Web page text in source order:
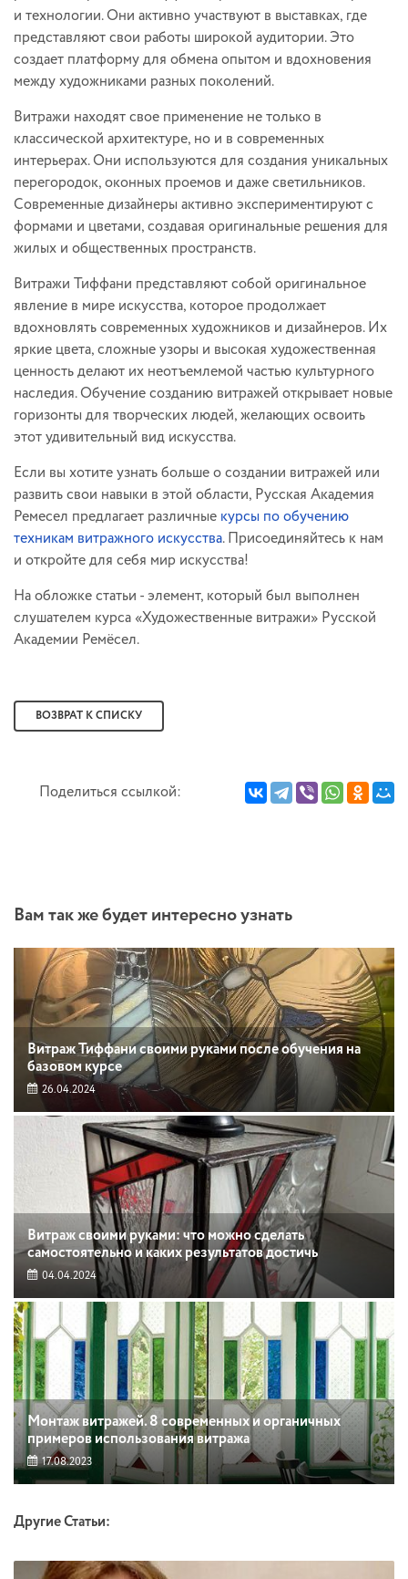
и технологии. Они активно участвуют в выставках, где
представляют свои работы широкой аудитории. Это
создает платформу для обмена опытом и вдохновения
между художниками разных поколений.
Витражи находят свое применение не только в
классической архитектуре, но и в современных
интерьерах. Они используются для создания уникальных
перегородок, оконных проемов и даже светильников.
Современные дизайнеры активно экспериментируют с
формами и цветами, создавая оригинальные решения для
жилых и общественных пространств.
Витражи Тиффани представляют собой оригинальное
явление в мире искусства, которое продолжает
вдохновлять современных художников и дизайнеров. Их
яркие цвета, сложные узоры и высокая художественная
ценность делают их неотъемлемой частью культурного
наследия. Обучение созданию витражей открывает новые
горизонты для творческих людей, желающих освоить
этот удивительный вид искусства.
Если вы хотите узнать больше о создании витражей или
развить свои навыки в этой области, Русская Академия
Ремесел предлагает различные курсы по обучению
техникам витражного искусства. Присоединяйтесь к нам
и откройте для себя мир искусства!
На обложке статьи - элемент, который был выполнен
слушателем курса «Художественные витражи» Русской
Академии Ремёсел.
ВОЗВРАТ К СПИСКУ
Поделиться ссылкой:
Вам так же будет интересно узнать
Витраж Тиффани своими руками после обучения на
базовом курсе
26.04.2024
Витраж своими руками: что можно сделать
самостоятельно и каких результатов достичь
04.04.2024
Монтаж витражей. 8 современных и органичных
примеров использования витража
17.08.2023
Другие Статьи: